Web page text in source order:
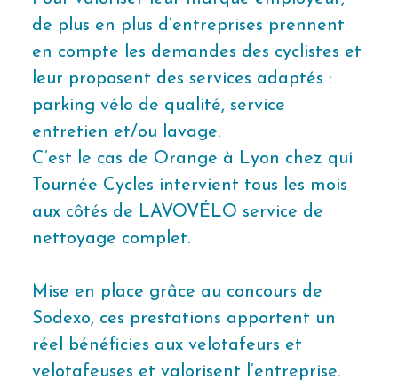
de plus en plus d’entreprises prennent
en compte les demandes des cyclistes et
leur proposent des services adaptés :
parking vélo de qualité, service
entretien et/ou lavage.
C’est le cas de Orange à Lyon chez qui
Tournée Cycles intervient tous les mois
aux côtés de LAVOVÉLO service de
nettoyage complet.
Mise en place grâce au concours de
Sodexo, ces prestations apportent un
réel bénéficies aux velotafeurs et
velotafeuses et valorisent l’entreprise.